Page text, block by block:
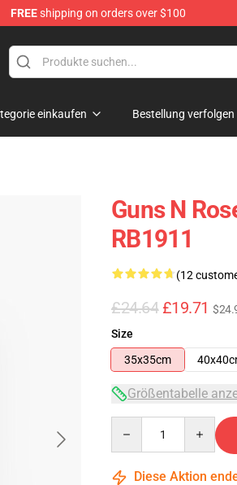
FREEshipping on orders over $100
einkaufen Bestellung verfolgen
Guns N
RB1911
(12
£24.64 £19.71
Size
35x35cm
Größentabelle
Diese Aktion